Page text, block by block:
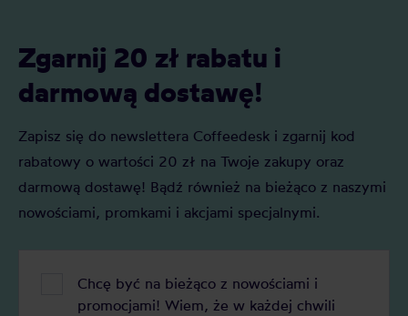
Zgarnij 20 zł rabatu i
darmową dostawę!
Zapisz się do newslettera Coffeedesk i zgarnij kod
rabatowy o wartości 20 zł na Twoje zakupy oraz
darmową dostawę! Bądź również na bieżąco z naszymi
nowościami, promkami i akcjami specjalnymi.
Chcę być na bieżąco z nowościami i
promocjami! Wiem, że w każdej chwili